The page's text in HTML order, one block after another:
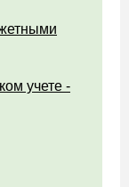
учете -